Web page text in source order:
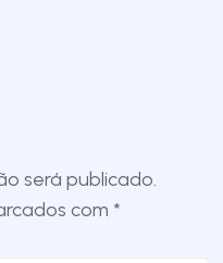
será publicado.
com *